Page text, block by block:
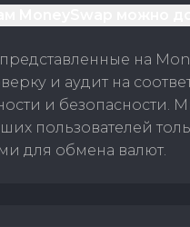
на
и аудит на
и безопасности.
пользователей
для обмена валют.